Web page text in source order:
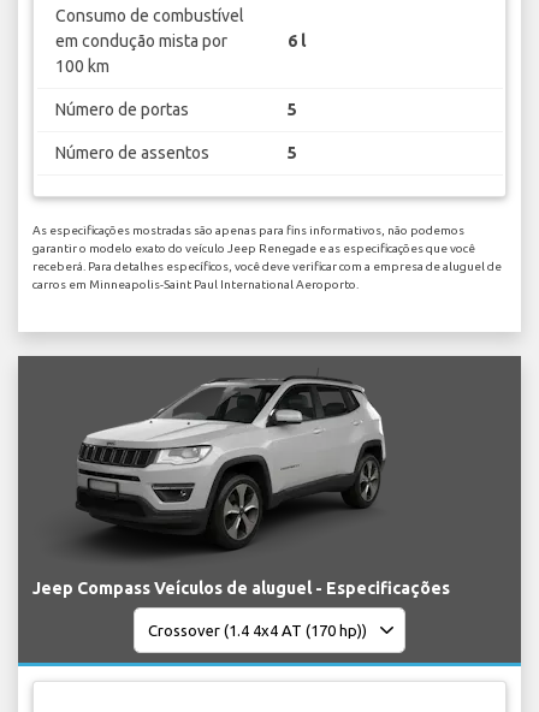
Consumo de combustível
em condução mista por
100 km
6 l
Número de portas 5
Número de assentos 5
As especificações mostradas são apenas para fins informativos, não podemos
garantir o modelo exato do veículo Jeep Renegade e as especificações que você
receberá. Para detalhes específicos, você deve verificar com a empresa de aluguel de
carros em Minneapolis-Saint Paul International Aeroporto.
Jeep Compass Veículos de aluguel - Especificações